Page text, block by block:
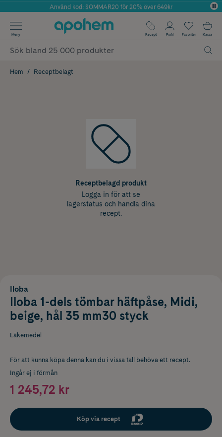
Årets Butik 2025 inom Skönhet
Använd kod: SOMMAR20 för 20% över 649kr
✓ Fri frakt
✓ Poäng på alla köp*
Meny Recept Profil Favoriter Kassa
Hem Receptbelagt
Receptbelagd produkt
Logga in för att se
lagerstatus och handla dina
recept.
Iloba
Iloba 1-dels tömbar häftpåse, Midi,
beige, hål 35 mm30 styck
Läkemedel
För att kunna köpa denna kan du i vissa fall behöva ett recept.
Ingår ej i förmån
1 245,72 kr
Köp via recept